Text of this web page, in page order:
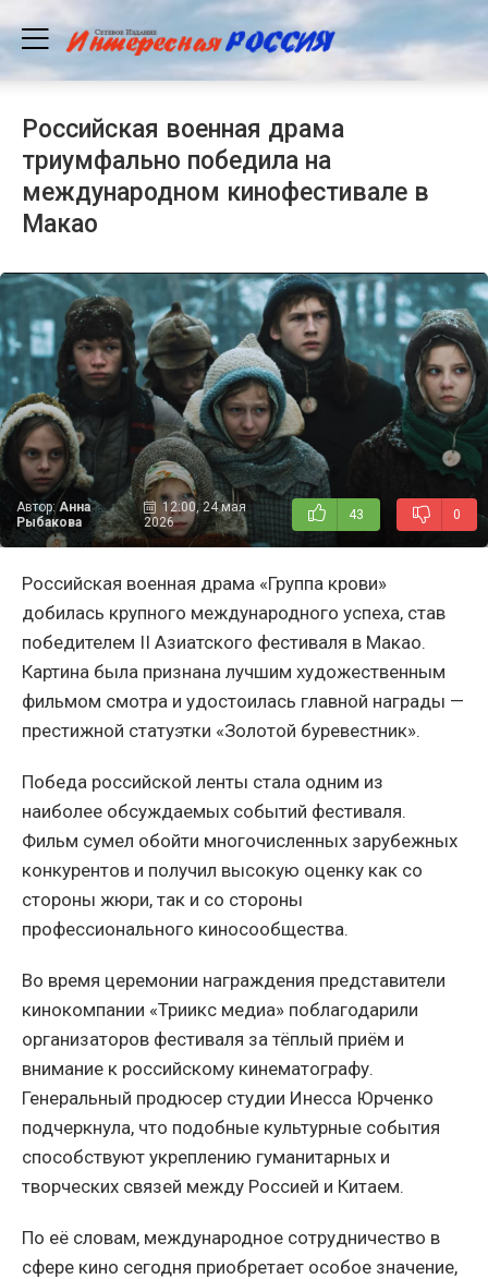
Российская военная драма
триумфально победила на
международном кинофестивале в
Макао
Автор:Анна
Рыбакова
12:00, 24 мая
2026
43 0
Российская военная драма «Группа крови»
добилась крупного международного успеха, став
победителем II Азиатского фестиваля в Макао.
Картина была признана лучшим художественным
фильмом смотра и удостоилась главной награды —
престижной статуэтки «Золотой буревестник».
Победа российской ленты стала одним из
наиболее обсуждаемых событий фестиваля.
Фильм сумел обойти многочисленных зарубежных
конкурентов и получил высокую оценку как со
стороны жюри, так и со стороны
профессионального киносообщества.
Во время церемонии награждения представители
кинокомпании «Триикс медиа» поблагодарили
организаторов фестиваля за тёплый приём и
внимание к российскому кинематографу.
Генеральный продюсер студии Инесса Юрченко
подчеркнула, что подобные культурные события
способствуют укреплению гуманитарных и
творческих связей между Россией и Китаем.
По её словам, международное сотрудничество в
сфере кино сегодня приобретает особое значение,